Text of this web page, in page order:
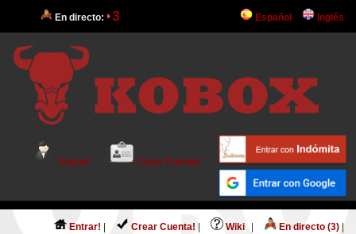
En directo: 3 Español Inglés
Entrar! Crear Cuenta!
Entrar! Crear Cuenta! Wiki En directo (3)